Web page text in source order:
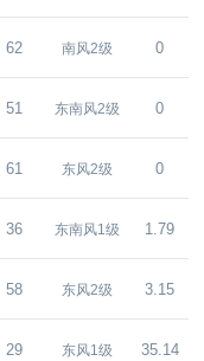
62 南风2级 0
51 东南风2级 0
61 东风2级 0
36 东南风1级 1.79
58 东风2级 3.15
29 东风1级 35.14